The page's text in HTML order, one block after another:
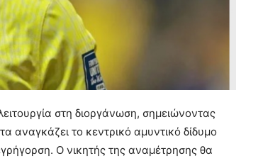
στη διοργάνωση, σημειώνοντας
το κεντρικό αμυντικό δίδυμο
Ο νικητής της αναμέτρησης θα